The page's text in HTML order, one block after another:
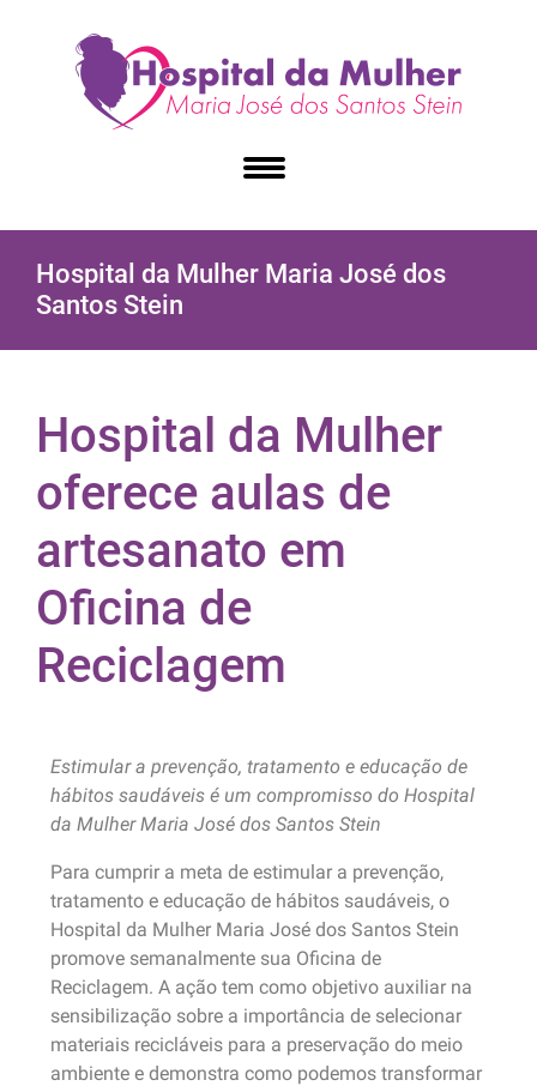
Hospital da Mulher Maria José dos
Santos Stein
Hospital da Mulher
oferece aulas de
artesanato em
Oficina de
Reciclagem
Estimular a prevenção, tratamento e educação de
hábitos saudáveis é um compromisso do Hospital
da Mulher Maria José dos Santos Stein
Para cumprir a meta de estimular a prevenção,
tratamento e educação de hábitos saudáveis, o
Hospital da Mulher Maria José dos Santos Stein
promove semanalmente sua Oficina de
Reciclagem. A ação tem como objetivo auxiliar na
sensibilização sobre a importância de selecionar
materiais recicláveis para a preservação do meio
ambiente e demonstra como podemos transformar